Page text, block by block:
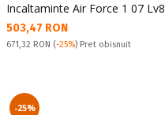
Incaltaminte Air Force 1 07 Lv8
Текуща цена:
503,47 RON
Pret obisnuit:
671,32 RON (-25%) Pret obisnuit
-25%